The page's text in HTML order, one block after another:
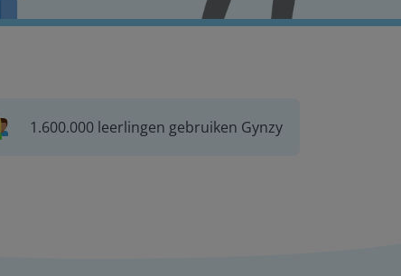
1.600.000 leerlingen gebruiken Gynzy